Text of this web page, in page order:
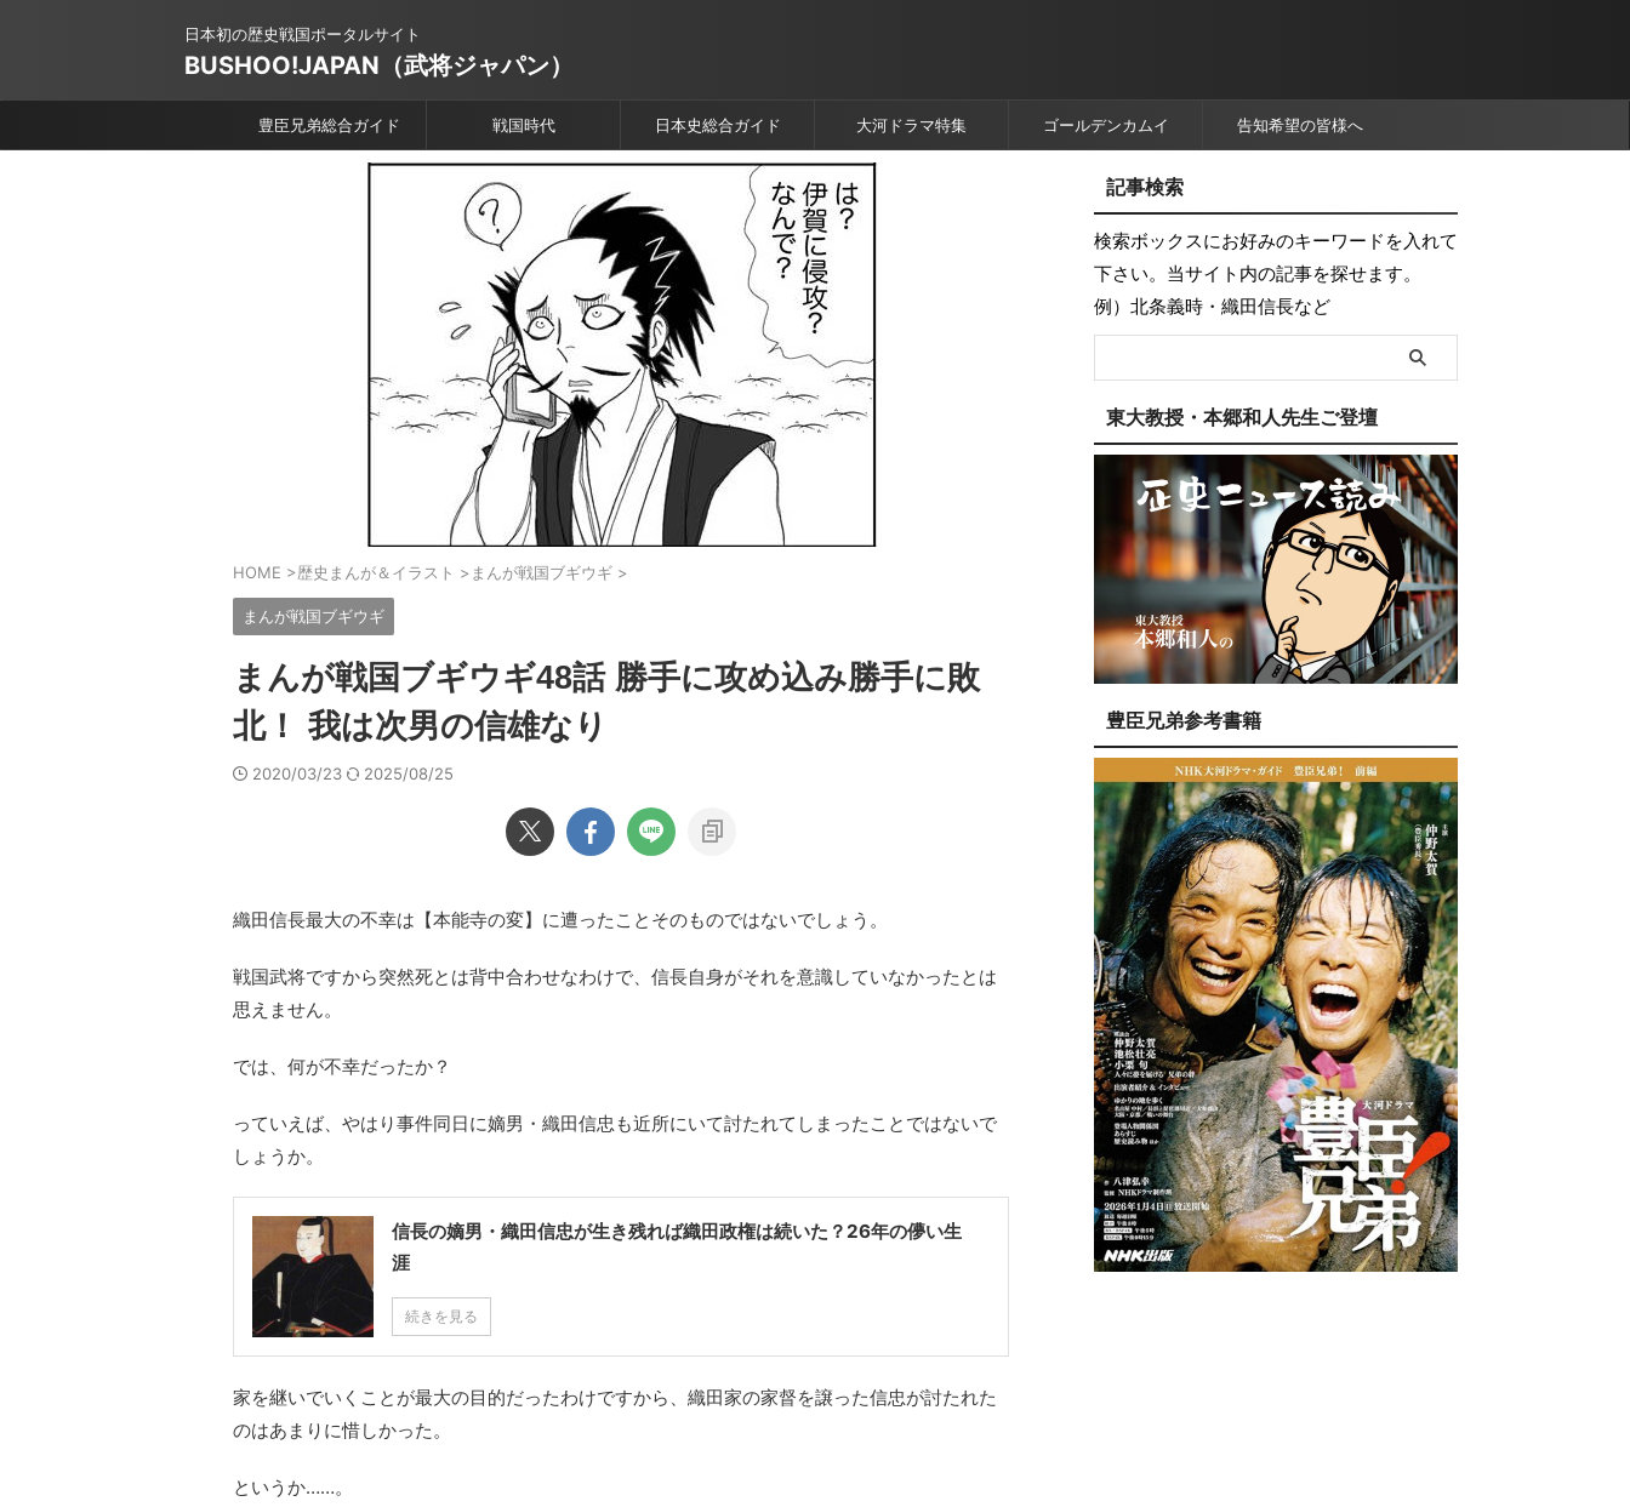
日本初の歴史戦国ポータルサイト
BUSHOO!JAPAN（武将ジャパン）
豊臣兄弟総合ガイド 戦国時代 日本史総合ガイド 大河ドラマ特集 ゴールデンカムイ 告知希望の皆様へ
HOME >歴史まんが＆イラスト > まんが戦国ブギウギ >
まんが戦国ブギウギ
まんが戦国ブギウギ48話 勝手に攻め込み勝手に敗
北！ 我は次男の信雄なり
2020/03/23 2025/08/25
織田信長最大の不幸は【本能寺の変】に遭ったことそのものではないでしょう。
戦国武将ですから突然死とは背中合わせなわけで、信長自身がそれを意識していなかったとは
思えません。
では、何が不幸だったか？
っていえば、やはり事件同日に嫡男・織田信忠も近所にいて討たれてしまったことではないで
しょうか。
信長の嫡男・織田信忠が生き残れば織田政権は続いた？26年の儚い生
涯
続きを見る
家を継いでいくことが最大の目的だったわけですから、織田家の家督を譲った信忠が討たれた
のはあまりに惜しかった。
というか……。
記事検索
検索ボックスにお好みのキーワードを入れて
下さい。当サイト内の記事を探せます。
例）北条義時・織田信長など
東大教授・本郷和人先生ご登壇
豊臣兄弟参考書籍